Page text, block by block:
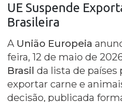
UE Suspende
Brasileira
A União Europeia
feira, 12 de maio de
Brasil da lista de
exportar carne e
decisão, publicada